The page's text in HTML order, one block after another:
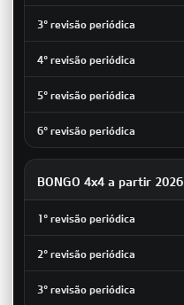
BONGO 4x4 a partir 2026